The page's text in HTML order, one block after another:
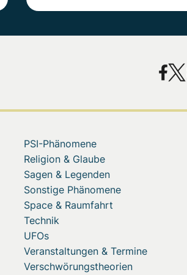
PSI-Phänomene
Religion & Glaube
Sagen & Legenden
Sonstige Phänomene
Space & Raumfahrt
Technik
UFOs
Veranstaltungen & Termine
Verschwörungstheorien